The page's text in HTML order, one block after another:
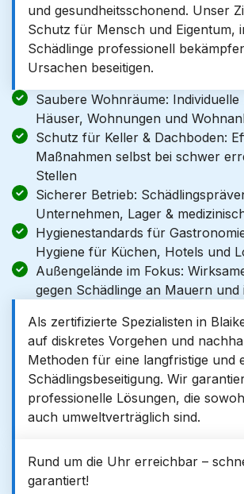
und gesundheitsschonend. Unser
Schutz für Mensch und Eigentum,
Schädlinge professionell
Ursachen beseitigen.
Saubere Wohnräume:
Häuser, Wohnungen und
Schutz für Keller & Dachboden:
Maßnahmen selbst bei schwer
Stellen
Sicherer Betrieb:
Unternehmen, Lager &
Hygienestandards für
Hygiene für Küchen, Hotels und
Außengelände im Fokus:
gegen Schädlinge an Mauern und
Als zertifizierte Spezialisten in
auf diskretes Vorgehen und
Methoden für eine langfristige und
Schädlingsbeseitigung. Wir
professionelle Lösungen, die
auch umweltverträglich sind.
Rund um die Uhr erreichbar –
garantiert!